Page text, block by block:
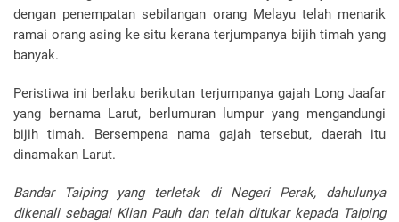
dengan penempatan sebilangan orang Melayu telah menarik
ramai orang asing ke situ kerana terjumpanya bijih timah yang
banyak.
Peristiwa ini berlaku berikutan terjumpanya gajah Long Jaafar
yang bernama Larut, berlumuran lumpur yang mengandungi
bijih timah. Bersempena nama gajah tersebut, daerah itu
dinamakan Larut.
Bandar Taiping yang terletak di Negeri Perak, dahulunya
dikenali sebagai Klian Pauh dan telah ditukar kepada Taiping